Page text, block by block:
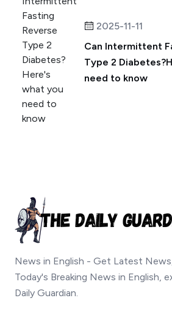
2025-11-11
Can Intermittent
Type 2
need to know
News in English - Get Latest
Today's Breaking News in English,
Daily Guardian.